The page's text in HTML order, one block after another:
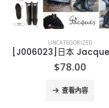
UNCATEGORIZED
$78.00
查看內容